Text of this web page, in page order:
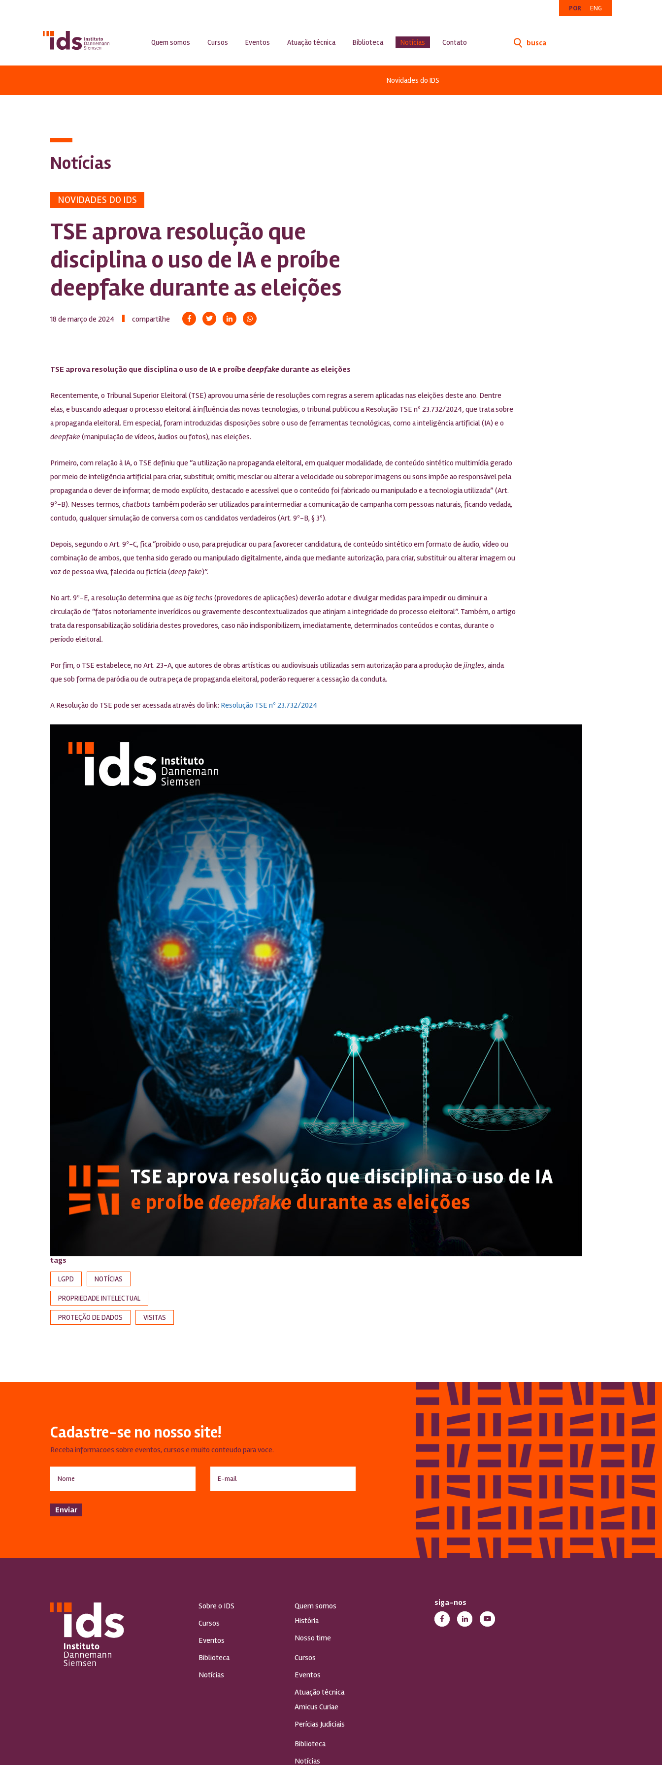
POR ENG
Quem somos Cursos Eventos Atuação técnica Biblioteca Notícias
Novidades do IDS
Contato busca
Notícias
NOVIDADES DO IDS
TSE aprova resolução que
disciplina o uso de IA e proíbe
deepfake durante as eleições
18 de março de 2024 compartilhe
TSE aprova resolução que disciplina o uso de IA e proíbe deepfake durante as eleições
Recentemente, o Tribunal Superior Eleitoral (TSE) aprovou uma série de resoluções com regras a serem aplicadas nas eleições deste ano. Dentre
elas, e buscando adequar o processo eleitoral à influência das novas tecnologias, o tribunal publicou a Resolução TSE nº 23.732/2024, que trata sobre
a propaganda eleitoral. Em especial, foram introduzidas disposições sobre o uso de ferramentas tecnológicas, como a inteligência artificial (IA) e o
deepfake (manipulação de vídeos, áudios ou fotos), nas eleições.
Primeiro, com relação à IA, o TSE definiu que “a utilização na propaganda eleitoral, em qualquer modalidade, de conteúdo sintético multimídia gerado
por meio de inteligência artificial para criar, substituir, omitir, mesclar ou alterar a velocidade ou sobrepor imagens ou sons impõe ao responsável pela
propaganda o dever de informar, de modo explícito, destacado e acessível que o conteúdo foi fabricado ou manipulado e a tecnologia utilizada” (Art.
9º-B). Nesses termos, chatbots também poderão ser utilizados para intermediar a comunicação de campanha com pessoas naturais, ficando vedada,
contudo, qualquer simulação de conversa com os candidatos verdadeiros (Art. 9º-B, § 3º).
Depois, segundo o Art. 9º-C, fica “proibido o uso, para prejudicar ou para favorecer candidatura, de conteúdo sintético em formato de áudio, vídeo ou
combinação de ambos, que tenha sido gerado ou manipulado digitalmente, ainda que mediante autorização, para criar, substituir ou alterar imagem ou
voz de pessoa viva, falecida ou fictícia (deep fake)”.
No art. 9º-E, a resolução determina que as big techs (provedores de aplicações) deverão adotar e divulgar medidas para impedir ou diminuir a
circulação de “fatos notoriamente inverídicos ou gravemente descontextualizados que atinjam a integridade do processo eleitoral”. Também, o artigo
trata da responsabilização solidária destes provedores, caso não indisponibilizem, imediatamente, determinados conteúdos e contas, durante o
período eleitoral.
Por fim, o TSE estabelece, no Art. 23-A, que autores de obras artísticas ou audiovisuais utilizadas sem autorização para a produção de jingles, ainda
que sob forma de paródia ou de outra peça de propaganda eleitoral, poderão requerer a cessação da conduta.
A Resolução do TSE pode ser acessada através do link: Resolução TSE nº 23.732/2024
tags
LGPD NOTÍCIAS
PROPRIEDADE INTELECTUAL
PROTEÇÃO DE DADOS VISITAS
Cadastre-se no nosso site!
Receba informacoes sobre eventos, cursos e muito conteudo para voce.
Sobre o IDS
Cursos
Eventos
Biblioteca
Notícias
Quem somos
História
Nosso time
Cursos
Eventos
Atuação técnica
Amicus Curiae
Perícias Judiciais
Biblioteca
Notícias
siga-nos